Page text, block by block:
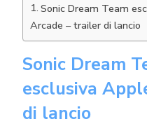
Sonic Dream Team
Arcade – trailer di lancio
Sonic Dream
esclusiva
di lancio